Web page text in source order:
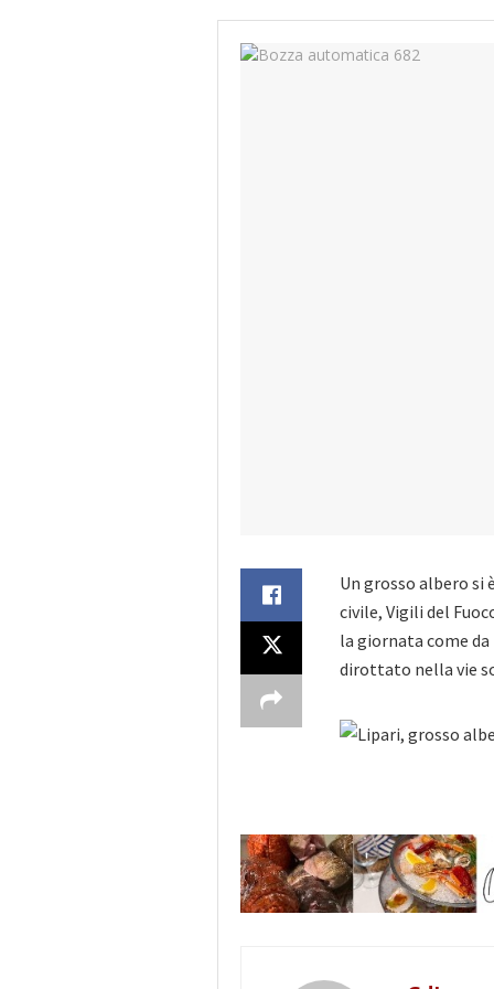
Un grosso albero
civile, Vigili del
la giornata come da
dirottato nella vie